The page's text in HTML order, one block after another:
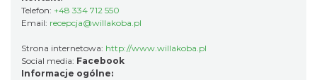
Telefon: +48 334 712 550
Email: recepcja@willakoba.pl
Strona internetowa: http://www.willakoba.pl
Social media: Facebook
Informacje ogólne: